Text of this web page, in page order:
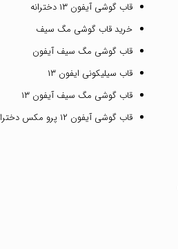
قاب گوشی آیفون ۱۳ دخترانه
خرید قاب گوشی مگ سیف
قاب گوشی مگ سیف آیفون
قاب سیلیکونی ایفون ۱۳
قاب گوشی مگ سیف آیفون ۱۳
قاب گوشی آیفون ۱۲ پرو مکس دخترانه